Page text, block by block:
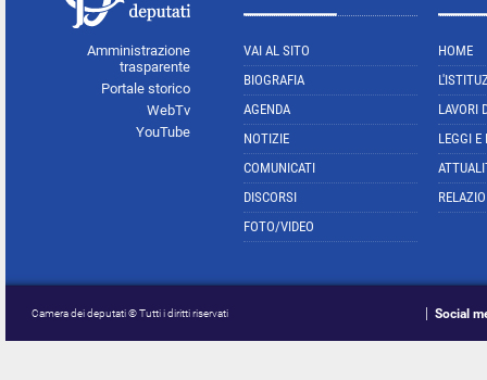
Amministrazione
trasparente
Portale storico
WebTv
YouTube
VAI AL SITO
BIOGRAFIA
AGENDA
NOTIZIE
COMUNICATI
DISCORSI
FOTO/VIDEO
HOME
LAVORI
LEGGI E
Camera dei deputati © Tutti i diritti riservati Social